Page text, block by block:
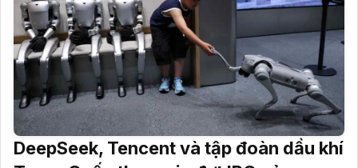
DeepSeek, Tencent và tập đoàn dầu khí